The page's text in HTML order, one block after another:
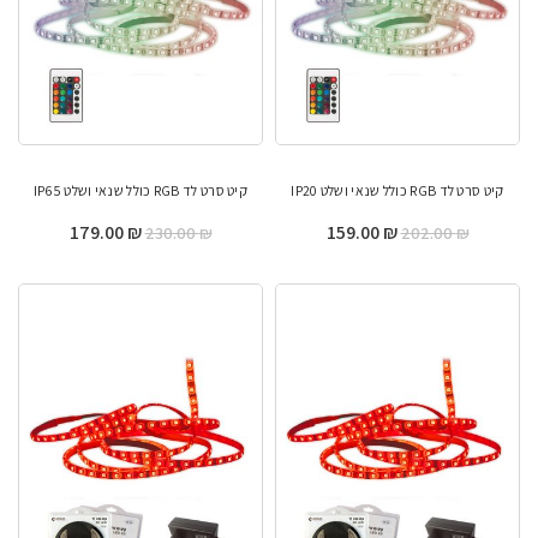
קיט סרט לד RGB כולל שנאי ושלט IP20
202.00₪
המחיר
היה:
159.00₪
הוא:
קיט סרט לד RGB כולל שנאי ושלט IP65
230.00₪
המחיר
היה:
179.00₪
הוא: